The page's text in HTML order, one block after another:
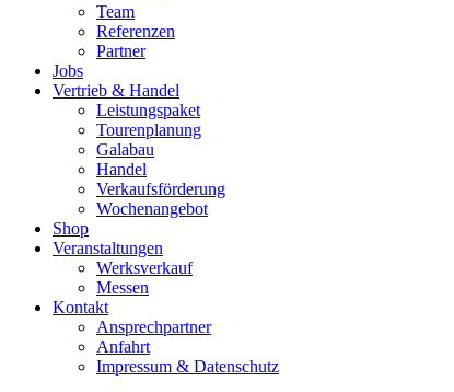
Team
Referenzen
Partner
Jobs
Vertrieb & Handel
Leistungspaket
Tourenplanung
Galabau
Handel
Verkaufsförderung
Wochenangebot
Shop
Veranstaltungen
Werksverkauf
Messen
Kontakt
Ansprechpartner
Anfahrt
Impressum & Datenschutz